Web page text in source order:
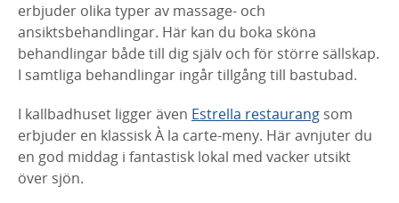
erbjuder olika typer av massage- och
ansiktsbehandlingar. Här kan du boka sköna
behandlingar både till dig själv och för större sällskap.
I samtliga behandlingar ingår tillgång till bastubad.
I kallbadhuset ligger även Estrella restaurang som
erbjuder en klassisk À la carte-meny. Här avnjuter du
en god middag i fantastisk lokal med vacker utsikt
över sjön.